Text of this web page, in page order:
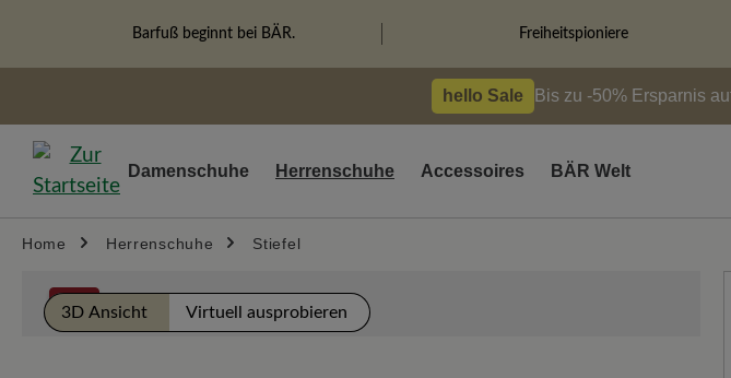
Zur Hauptnavigation springen
Barfuß beginnt bei BÄR. Freiheitspioniere
hello Sale Bis zu -50% Ersparnis
Damenschuhe Herrenschuhe Accessoires BÄR Welt
Home Herrenschuhe Stiefel
%
Bildergalerie überspringen
3D Ansicht Virtuell ausprobieren